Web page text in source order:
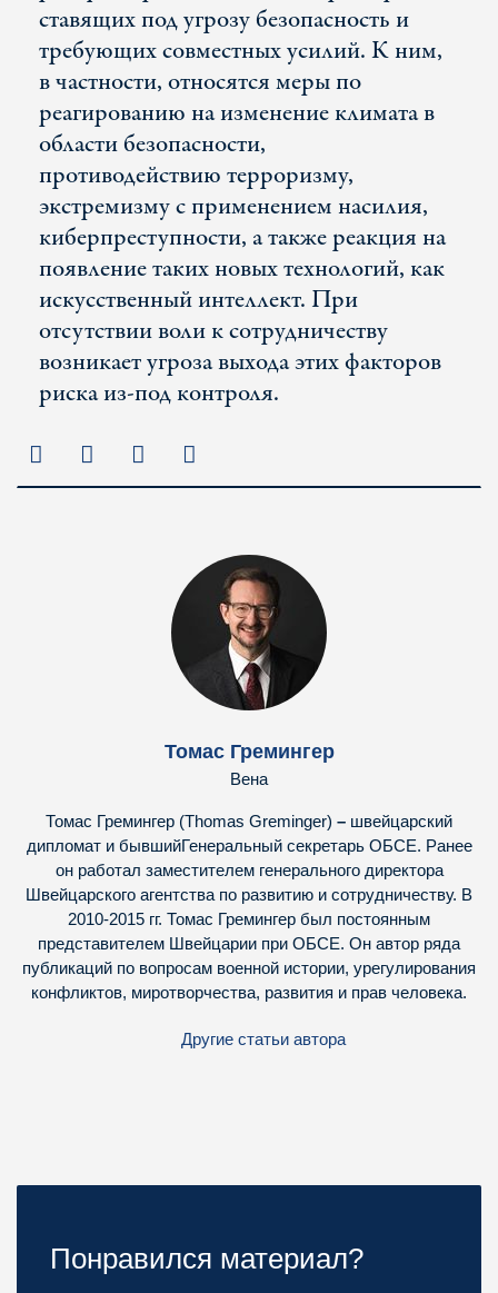
ставящих под угрозу безопасность и
требующих совместных усилий. К ним,
в частности, относятся меры по
реагированию на изменение климата в
области безопасности,
противодействию терроризму,
экстремизму с применением насилия,
киберпреступности, а также реакция на
появление таких новых технологий, как
искусственный интеллект. При
отсутствии воли к сотрудничеству
возникает угроза выхода этих факторов
риска из-под контроля.
Томас Гремингер
Вена
Томас Гремингер (Thomas Greminger) – швейцарский
дипломат и бывшийГенеральный секретарь ОБСЕ. Ранее
он работал заместителем генерального директора
Швейцарского агентства по развитию и сотрудничеству. В
2010-2015 гг. Томас Гремингер был постоянным
представителем Швейцарии при ОБСЕ. Он автор ряда
публикаций по вопросам военной истории, урегулирования
конфликтов, миротворчества, развития и прав человека.
Другие статьи автора
Понравился материал?